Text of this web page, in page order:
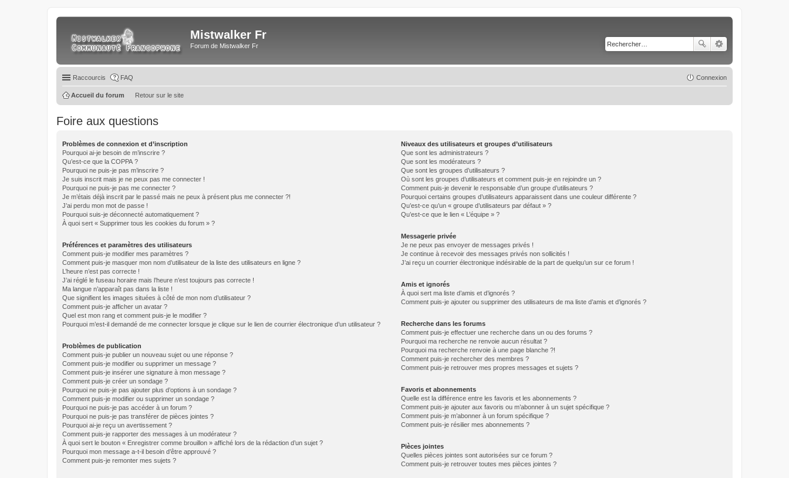
Mistwalker Fr
Forum de Mistwalker Fr
Raccourcis FAQ Connexion
Retour sur le site
Accueil du forum
Foire aux questions
Problèmes de connexion et d’inscription
Pourquoi ai-je besoin de m’inscrire ?
Qu’est-ce que la COPPA ?
Pourquoi ne puis-je pas m’inscrire ?
Je suis inscrit mais je ne peux pas me connecter !
Pourquoi ne puis-je pas me connecter ?
Je m’étais déjà inscrit par le passé mais ne peux à présent plus me connecter ?!
J’ai perdu mon mot de passe !
Pourquoi suis-je déconnecté automatiquement ?
À quoi sert « Supprimer tous les cookies du forum » ?
Préférences et paramètres des utilisateurs
Comment puis-je modifier mes paramètres ?
Comment puis-je masquer mon nom d’utilisateur de la liste des utilisateurs en ligne ?
L’heure n’est pas correcte !
J’ai réglé le fuseau horaire mais l’heure n’est toujours pas correcte !
Ma langue n’apparaît pas dans la liste !
Que signifient les images situées à côté de mon nom d’utilisateur ?
Comment puis-je afficher un avatar ?
Quel est mon rang et comment puis-je le modifier ?
Pourquoi m’est-il demandé de me connecter lorsque je clique sur le lien de courrier électronique d’un utilisateur ?
Problèmes de publication
Comment puis-je publier un nouveau sujet ou une réponse ?
Comment puis-je modifier ou supprimer un message ?
Comment puis-je insérer une signature à mon message ?
Comment puis-je créer un sondage ?
Pourquoi ne puis-je pas ajouter plus d’options à un sondage ?
Comment puis-je modifier ou supprimer un sondage ?
Pourquoi ne puis-je pas accéder à un forum ?
Pourquoi ne puis-je pas transférer de pièces jointes ?
Pourquoi ai-je reçu un avertissement ?
Comment puis-je rapporter des messages à un modérateur ?
À quoi sert le bouton « Enregistrer comme brouillon » affiché lors de la rédaction d’un sujet ?
Pourquoi mon message a-t-il besoin d’être approuvé ?
Comment puis-je remonter mes sujets ?
Niveaux des utilisateurs et groupes d’utilisateurs
Que sont les administrateurs ?
Que sont les modérateurs ?
Que sont les groupes d’utilisateurs ?
Où sont les groupes d’utilisateurs et comment puis-je en rejoindre un ?
Comment puis-je devenir le responsable d’un groupe d’utilisateurs ?
Pourquoi certains groupes d’utilisateurs apparaissent dans une couleur différente ?
Qu’est-ce qu’un « groupe d’utilisateurs par défaut » ?
Qu’est-ce que le lien « L’équipe » ?
Messagerie privée
Je ne peux pas envoyer de messages privés !
Je continue à recevoir des messages privés non sollicités !
J’ai reçu un courrier électronique indésirable de la part de quelqu’un sur ce forum !
Amis et ignorés
À quoi sert ma liste d’amis et d’ignorés ?
Comment puis-je ajouter ou supprimer des utilisateurs de ma liste d’amis et d’ignorés ?
Recherche dans les forums
Comment puis-je effectuer une recherche dans un ou des forums ?
Pourquoi ma recherche ne renvoie aucun résultat ?
Pourquoi ma recherche renvoie à une page blanche ?!
Comment puis-je rechercher des membres ?
Comment puis-je retrouver mes propres messages et sujets ?
Favoris et abonnements
Quelle est la différence entre les favoris et les abonnements ?
Comment puis-je ajouter aux favoris ou m’abonner à un sujet spécifique ?
Comment puis-je m’abonner à un forum spécifique ?
Comment puis-je résilier mes abonnements ?
Pièces jointes
Quelles pièces jointes sont autorisées sur ce forum ?
Comment puis-je retrouver toutes mes pièces jointes ?